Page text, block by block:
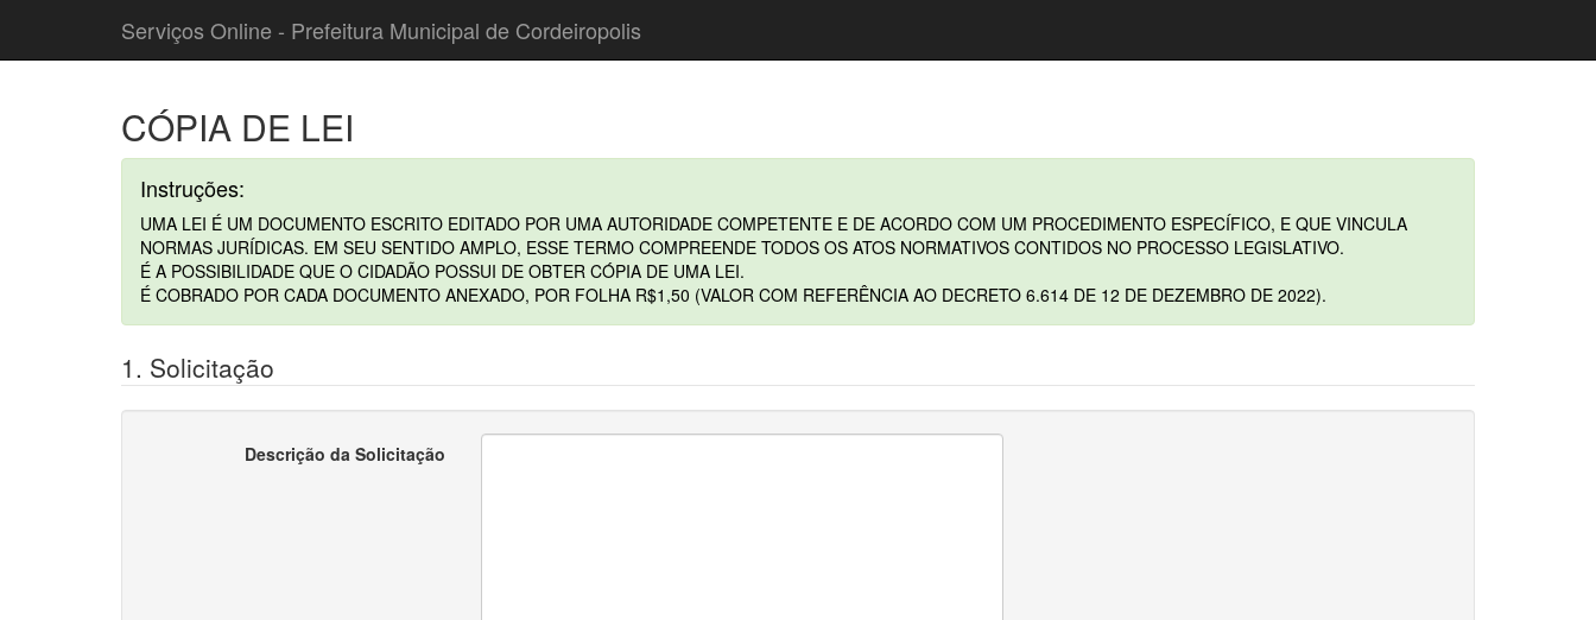
Serviços Online - Prefeitura Municipal de Cordeiropolis
CÓPIA DE LEI
Instruções:
UMA LEI É UM DOCUMENTO ESCRITO EDITADO POR UMA AUTORIDADE COMPETENTE E DE ACORDO COM UM PROCEDIMENTO ESPECÍFICO, E QUE VINCULA
NORMAS JURÍDICAS. EM SEU SENTIDO AMPLO, ESSE TERMO COMPREENDE TODOS OS ATOS NORMATIVOS CONTIDOS NO PROCESSO LEGISLATIVO.
É A POSSIBILIDADE QUE O CIDADÃO POSSUI DE OBTER CÓPIA DE UMA LEI.
É COBRADO POR CADA DOCUMENTO ANEXADO, POR FOLHA R$1,50 (VALOR COM REFERÊNCIA AO DECRETO 6.614 DE 12 DE DEZEMBRO DE 2022).
1. Solicitação
Descrição da Solicitação